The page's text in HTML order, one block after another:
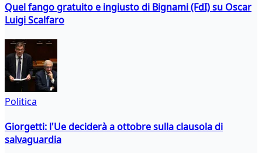
Quel fango gratuito e ingiusto di Bignami (FdI) su Oscar
Luigi Scalfaro
Politica
Giorgetti: l'Ue deciderà a ottobre sulla clausola di
salvaguardia